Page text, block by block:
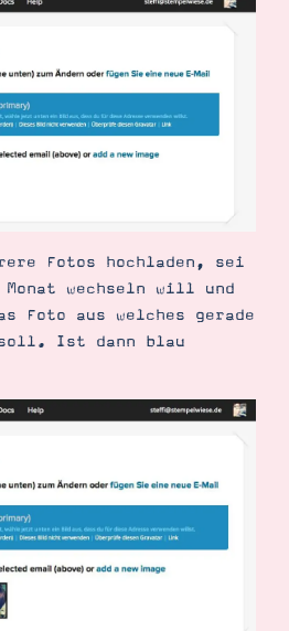
Fotos hochladen, sei
wechseln will und
Foto aus welches gerade
soll. Ist dann blau